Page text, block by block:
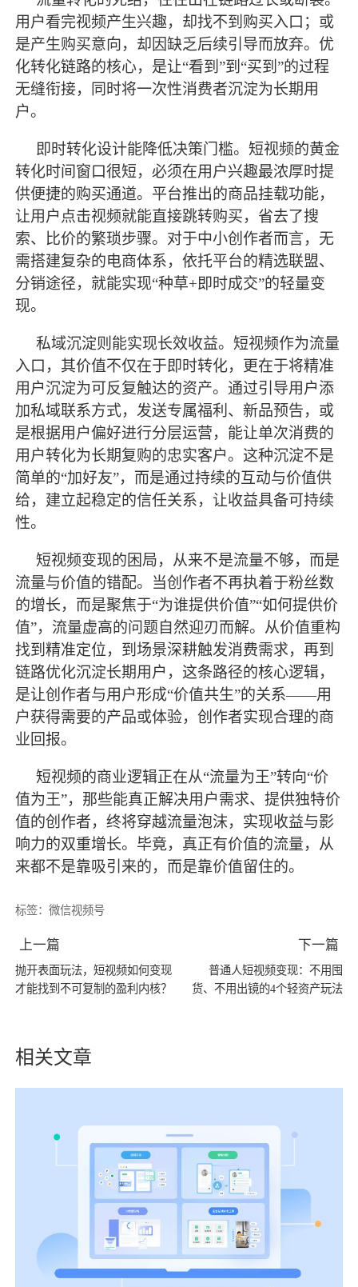
用户看完视频产生兴趣，却找不到购买入口；或
是产生购买意向，却因缺乏后续引导而放弃。优
化转化链路的核心，是让“看到”到“买到”的过程
无缝衔接，同时将一次性消费者沉淀为长期用
户。
即时转化设计能降低决策门槛。短视频的黄金
转化时间窗口很短，必须在用户兴趣最浓厚时提
供便捷的购买通道。平台推出的商品挂载功能，
让用户点击视频就能直接跳转购买，省去了搜
索、比价的繁琐步骤。对于中小创作者而言，无
需搭建复杂的电商体系，依托平台的精选联盟、
分销途径，就能实现“种草+即时成交”的轻量变
现。
私域沉淀则能实现长效收益。短视频作为流量
入口，其价值不仅在于即时转化，更在于将精准
用户沉淀为可反复触达的资产。通过引导用户添
加私域联系方式，发送专属福利、新品预告，或
是根据用户偏好进行分层运营，能让单次消费的
用户转化为长期复购的忠实客户。这种沉淀不是
简单的“加好友”，而是通过持续的互动与价值供
给，建立起稳定的信任关系，让收益具备可持续
性。
短视频变现的困局，从来不是流量不够，而是
流量与价值的错配。当创作者不再执着于粉丝数
的增长，而是聚焦于“为谁提供价值”“如何提供价
值”，流量虚高的问题自然迎刃而解。从价值重构
找到精准定位，到场景深耕触发消费需求，再到
链路优化沉淀长期用户，这条路径的核心逻辑，
是让创作者与用户形成“价值共生”的关系——用
户获得需要的产品或体验，创作者实现合理的商
业回报。
短视频的商业逻辑正在从“流量为王”转向“价
值为王”，那些能真正解决用户需求、提供独特价
值的创作者，终将穿越流量泡沫，实现收益与影
响力的双重增长。毕竟，真正有价值的流量，从
来都不是靠吸引来的，而是靠价值留住的。
标签：微信视频号
上一篇
抛开表面玩法，短视频如何变现
才能找到不可复制的盈利内核？
下一篇
普通人短视频变现：不用囤
货、不用出镜的4个轻资产玩法
相关文章